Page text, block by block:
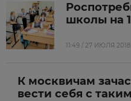
школы на
11:49 / 27 ИЮЛЯ 2018
К москвичам
вести себя с